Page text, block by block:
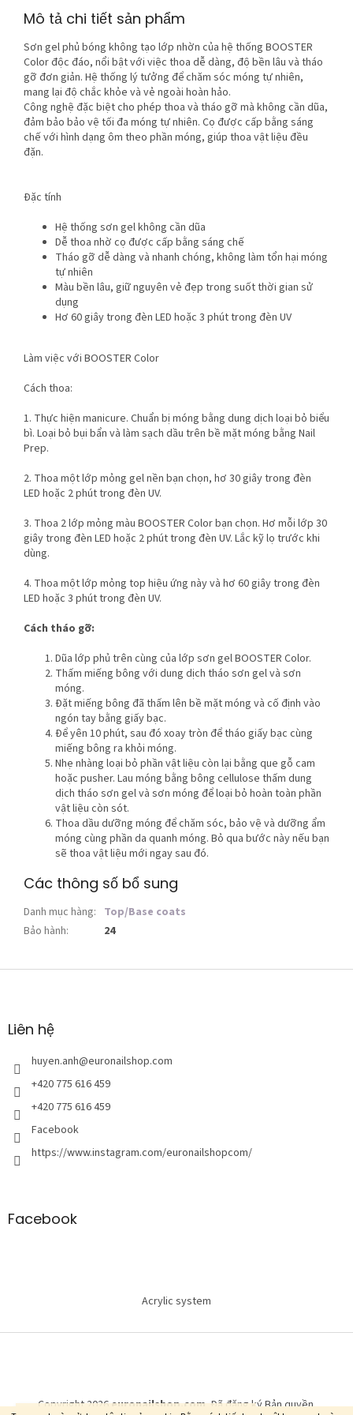
Mô tả chi tiết sản phẩm
Sơn gel phủ bóng không tạo lớp nhờn của hệ thống BOOSTER
Color độc đáo, nổi bật với việc thoa dễ dàng, độ bền lâu và tháo
gỡ đơn giản. Hệ thống lý tưởng để chăm sóc móng tự nhiên,
mang lại độ chắc khỏe và vẻ ngoài hoàn hảo.
Công nghệ đặc biệt cho phép thoa và tháo gỡ mà không cần dũa,
đảm bảo bảo vệ tối đa móng tự nhiên. Cọ được cấp bằng sáng
chế với hình dạng ôm theo phần móng, giúp thoa vật liệu đều
đặn.
Đặc tính
Hệ thống sơn gel không cần dũa
Dễ thoa nhờ cọ được cấp bằng sáng chế
Tháo gỡ dễ dàng và nhanh chóng, không làm tổn hại móng
tự nhiên
Màu bền lâu, giữ nguyên vẻ đẹp trong suốt thời gian sử
dụng
Hơ 60 giây trong đèn LED hoặc 3 phút trong đèn UV
Làm việc với BOOSTER Color
Cách thoa:
1. Thực hiện manicure. Chuẩn bị móng bằng dung dịch loại bỏ biểu
bì. Loại bỏ bụi bẩn và làm sạch dầu trên bề mặt móng bằng Nail
Prep.
2. Thoa một lớp mỏng gel nền bạn chọn, hơ 30 giây trong đèn
LED hoặc 2 phút trong đèn UV.
3. Thoa 2 lớp mỏng màu BOOSTER Color bạn chọn. Hơ mỗi lớp 30
giây trong đèn LED hoặc 2 phút trong đèn UV. Lắc kỹ lọ trước khi
dùng.
4. Thoa một lớp mỏng top hiệu ứng này và hơ 60 giây trong đèn
LED hoặc 3 phút trong đèn UV.
Cách tháo gỡ:
Dũa lớp phủ trên cùng của lớp sơn gel BOOSTER Color.
Thấm miếng bông với dung dịch tháo sơn gel và sơn
móng.
Đặt miếng bông đã thấm lên bề mặt móng và cố định vào
ngón tay bằng giấy bạc.
Để yên 10 phút, sau đó xoay tròn để tháo giấy bạc cùng
miếng bông ra khỏi móng.
Nhẹ nhàng loại bỏ phần vật liệu còn lại bằng que gỗ cam
hoặc pusher. Lau móng bằng bông cellulose thấm dung
dịch tháo sơn gel và sơn móng để loại bỏ hoàn toàn phần
vật liệu còn sót.
Thoa dầu dưỡng móng để chăm sóc, bảo vệ và dưỡng ẩm
móng cùng phần da quanh móng. Bỏ qua bước này nếu bạn
sẽ thoa vật liệu mới ngay sau đó.
Các thông số bổ sung
Danh mục hàng: Top/Base coats
Bảo hành: 24
C
nLiên hệ
huyen.anh@euronailshop.com
+420 775 616 459
+420 775 616 459
Facebook
https://www.instagram.com/euronailshopcom/
Facebook
Acrylic system
Copyright 2026euronailshop.com. Đã đăng ký Bản quyền.